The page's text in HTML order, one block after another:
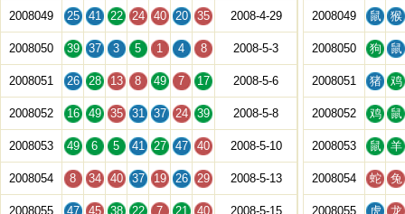
2008049 25 41 22 24 40 20 35 2008-4-29
2008050 39 37 3 5 1 4 8 2008-5-3
2008051 26 28 13 8 49 7 17 2008-5-6
2008052 16 49 35 31 37 24 39 2008-5-8
2008053 49 6 5 41 27 47 40 2008-5-10
2008054 8 34 40 37 19 26 29 2008-5-13
2008055 47 45 38 22 7 21 40 2008-5-15
2008049 鼠 猴
2008050 狗 鼠
2008051 猪 鸡
2008052 鸡 鼠
2008053 鼠 羊
2008054 蛇 兔
2008055 虎 龙